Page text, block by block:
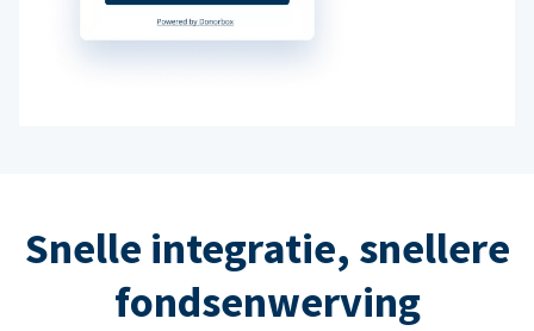
Snelle integratie, snellere
fondsenwerving